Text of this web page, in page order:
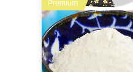
Premium